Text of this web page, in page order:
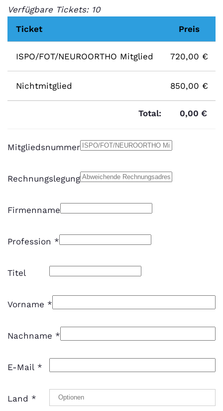
Verfügbare Tickets: 10
Ticket
Preis
ISPO/FOT/NEUROORTHO Mitglied 720,00 €
Nichtmitglied 850,00 €
Total: 0,00 €
Mitgliedsnummer
Rechnungslegung
Firmenname
Profession *
Titel
Vorname *
Nachname *
E-Mail *
Land *